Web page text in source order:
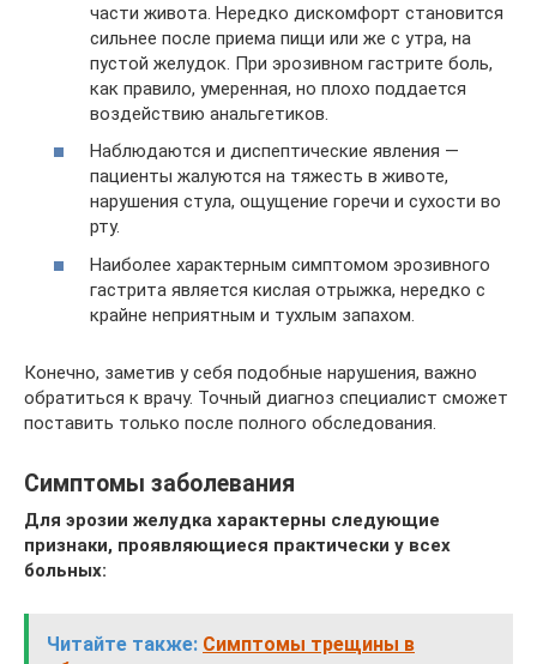
части живота. Нередко дискомфорт становится
сильнее после приема пищи или же с утра, на
пустой желудок. При эрозивном гастрите боль,
как правило, умеренная, но плохо поддается
воздействию анальгетиков.
Наблюдаются и диспептические явления —
пациенты жалуются на тяжесть в животе,
нарушения стула, ощущение горечи и сухости во
рту.
Наиболее характерным симптомом эрозивного
гастрита является кислая отрыжка, нередко с
крайне неприятным и тухлым запахом.
Конечно, заметив у себя подобные нарушения, важно
обратиться к врачу. Точный диагноз специалист сможет
поставить только после полного обследования.
Симптомы заболевания
Для эрозии желудка характерны следующие
признаки, проявляющиеся практически у всех
больных:
Читайте также: Симптомы трещины в